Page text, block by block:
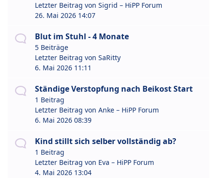
Letzter Beitrag von Sigrid – HiPP Forum
26. Mai 2026 14:07
Blut im Stuhl - 4 Monate
5 Beiträge
Letzter Beitrag von SaRitty
6. Mai 2026 11:11
Ständige Verstopfung nach Beikost Start
1 Beitrag
Letzter Beitrag von Anke – HiPP Forum
6. Mai 2026 08:39
Kind stillt sich selber vollständig ab?
1 Beitrag
Letzter Beitrag von Eva – HiPP Forum
4. Mai 2026 13:04